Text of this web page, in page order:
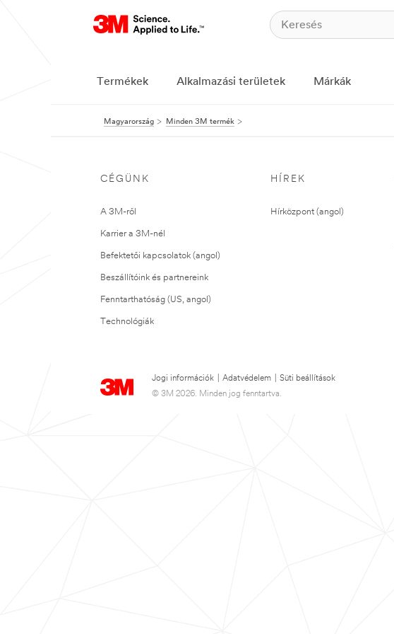
Termékek Alkalmazási területek Márkák
Magyarország Minden 3M termék
CÉGÜNK
A 3M-ről
Karrier a 3M-nél
Befektetői kapcsolatok (angol)
Beszállítóink és partnereink
Fenntarthatóság (US, angol)
Technológiák
HÍREK
Hírközpont (angol)
Jogi információk Adatvédelem
Süti beállítások
© 3M 2026. Minden jog fenntartva.